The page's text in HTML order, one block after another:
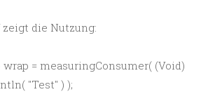
die Nutzung:
wrap = measuringConsumer( (Void)
"Test" ) );